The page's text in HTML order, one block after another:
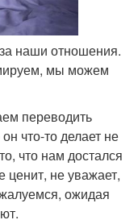
наши отношения.
мы можем
переводить
что-то делает не
что нам достался
ценит, не уважает,
ожидая